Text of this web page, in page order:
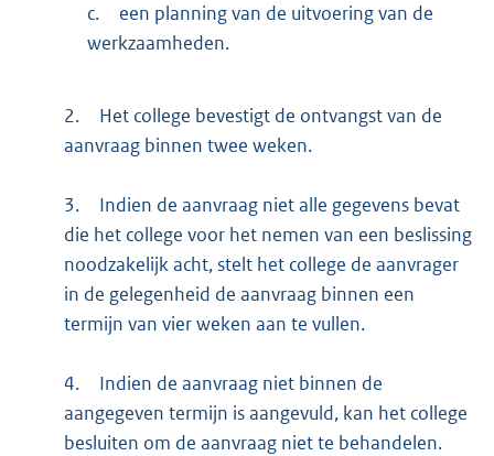
c.
een planning van de uitvoering van de
werkzaamheden.
2.
Het college bevestigt de ontvangst van de
aanvraag binnen twee weken.
3.
Indien de aanvraag niet alle gegevens bevat
die het college voor het nemen van een beslissing
noodzakelijk acht, stelt het college de aanvrager
in de gelegenheid de aanvraag binnen een
termijn van vier weken aan te vullen.
4.
Indien de aanvraag niet binnen de
aangegeven termijn is aangevuld, kan het college
besluiten om de aanvraag niet te behandelen.